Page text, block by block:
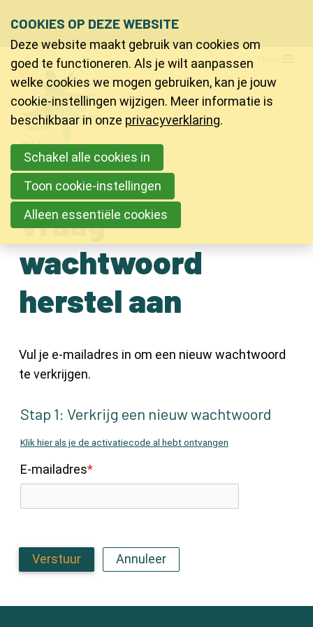
links
over
Spring
naar
de
Spring
naar
de
inhoud
Ons telefoon:
+32 9 218 91 20 Ons e-mailadres:
info@bvlo.be
Vraag
wachtwoord
herstel aan
Vul je e-mailadres in om een nieuw wachtwoord
te verkrijgen.
Stap 1: Verkrijg een nieuw wachtwoord
Klik hier als je de activatiecode al hebt ontvangen
E-mailadres*
Verstuur Annuleer
LO & Sport
Bijscholingen
Inspiratie
PVLO
Contact
Contact
Zoeken
COOKIES OP DEZE WEBSITE
Deze website maakt gebruik van cookies om
goed te functioneren. Als je wilt aanpassen
welke cookies we mogen gebruiken, kan je jouw
cookie-instellingen wijzigen. Meer informatie is
beschikbaar in onze privacyverklaring.
Schakel alle cookies in
Toon cookie-instellingen
Alleen essentiële cookies